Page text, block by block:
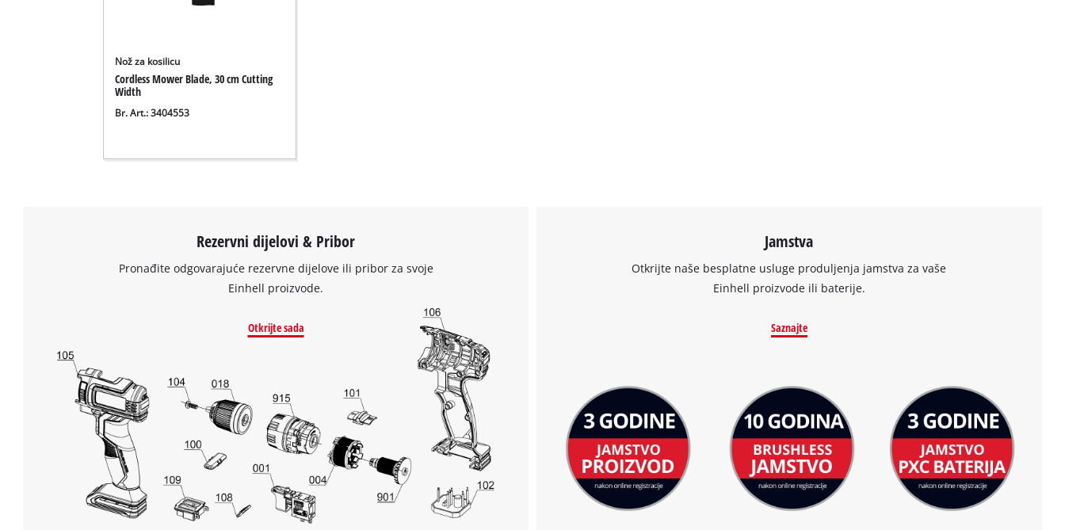
Nož za kosilicu
Cordless Mower Blade, 30 cm Cutting
Width
Br. Art.: 3404553
Rezervni dijelovi & Pribor
Pronađite odgovarajuće rezervne dijelove ili pribor za svoje
Einhell proizvode.
Otkrijte sada
Jamstva
Otkrijte naše besplatne usluge produljenja jamstva za vaše
Einhell proizvode ili baterije.
Saznajte